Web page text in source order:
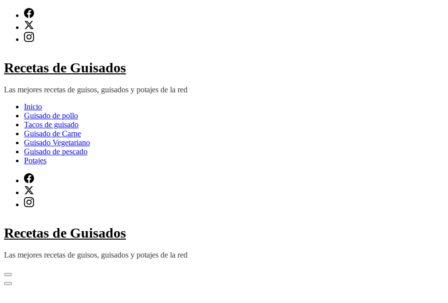
contenido
(presiona
Recetas de Guisados
Las mejores recetas de guisos, guisados y potajes de la red
Inicio
Guisado de pollo
Tacos de guisado
Guisado de Carne
Guisado Vegetariano
Guisado de pescado
Potajes
Recetas de Guisados
Las mejores recetas de guisos, guisados y potajes de la red